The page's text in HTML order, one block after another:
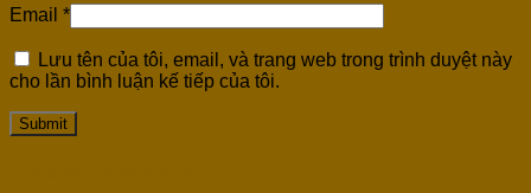
Email *
Lưu tên của tôi, email, và trang web trong trình duyệt này
cho lần bình luận kế tiếp của tôi.